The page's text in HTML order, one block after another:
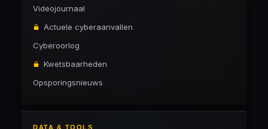
Videojournaal
Actuele cyberaanvallen
Cyberoorlog
Kwetsbaarheden
Opsporingsnieuws
DATA & TOOLS